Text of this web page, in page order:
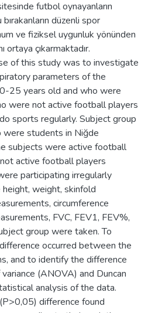
futbol oynayanların
düzenli spor
ve fiziksel uygunluk yönünden
ortaya çıkarmaktadır.
of this study was to investigate
parameters of the
25 years old and who were
were not active football players
sports regularly. Subject group
students in Niğde
subjects were active football
active football players
participating irregularly
weight, skinfold
circumference
FVC, FEV1, FEV%,
group were taken. To
occurred between the
and to identify the difference
(ANOVA) and Duncan
analysis of the data.
difference found